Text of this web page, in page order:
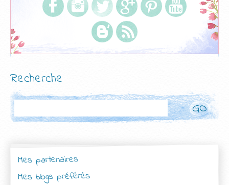
Recherche
Mes partenaires
Mes blogs préférés